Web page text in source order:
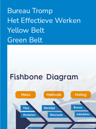
Bureau Tromp
Het Effectieve Werken
Yellow Belt
Green Belt